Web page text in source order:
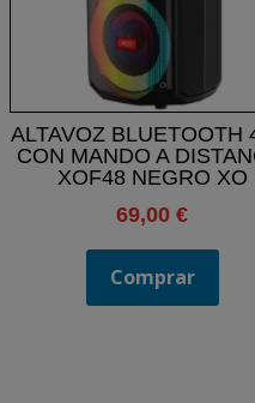
ALTAVOZ BLUETOOTH
CON MANDO A
XOF48 NEGRO XO
69,00€
Comprar